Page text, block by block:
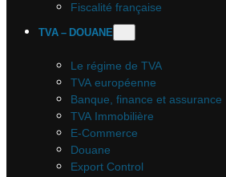
Fiscalité française
TVA – DOUANE
Le régime de TVA
TVA européenne
Banque, finance et assurance
TVA Immobilière
E-Commerce
Douane
Export Control